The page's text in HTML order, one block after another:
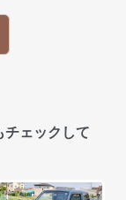
チェックして